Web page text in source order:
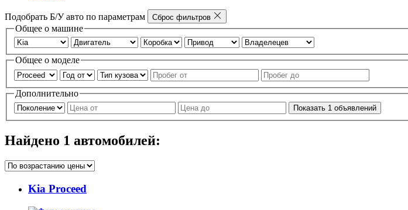
Подобрать Б/У авто по параметрам Сброс фильтров
Общее о машине
Общее о моделе
Дополнительно
Показать 1 объявлений
Найдено 1 автомобилей:
Kia Proceed